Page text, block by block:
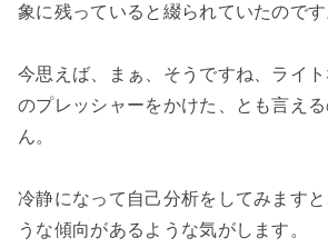
象に残っていると綴られていたのです
今思えば、まぁ、そうですね、ライ
のプレッシャーをかけた、とも言え
ん。
冷静になって自己分析をしてみます
うな傾向があるような気がします。